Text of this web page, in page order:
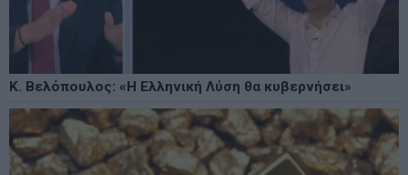
Κ. Βελόπουλος: «Η Ελληνική Λύση θα κυβερνήσει»